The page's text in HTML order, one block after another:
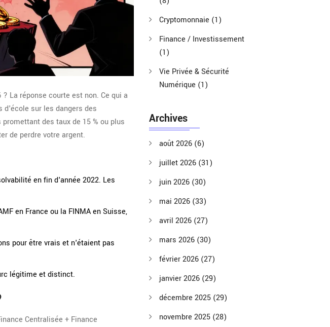
La réponse courte est non. Ce qui a
sur les dangers des
des taux de 15 % ou plus
de perdre votre argent.
en fin d'année 2022. Les
en France ou la FINMA en Suisse,
pour être vrais et n'étaient pas
légitime et distinct.
Centralisée + Finance
Cryptomonnaie (1)
Finance / Investissement
(1)
Vie Privée & Sécurité
Numérique (1)
Archives
août 2026 (6)
juillet 2026 (31)
juin 2026 (30)
mai 2026 (33)
avril 2026 (27)
mars 2026 (30)
février 2026 (27)
janvier 2026 (29)
décembre 2025 (29)
novembre 2025 (28)